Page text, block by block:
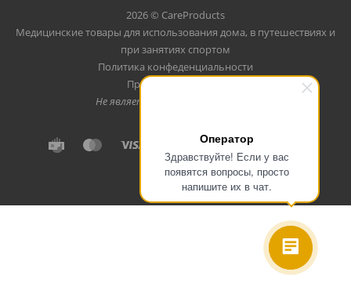
Оператор
Здравствуйте! Если у вас
появятся вопросы, просто
напишите их в чат.
2026 © CareProducts
Медицинские товары для использования дома, в путешествиях и
при занятиях спортом
Политика конфеденциальности
Продвижение сайта
Не является публичной офертой